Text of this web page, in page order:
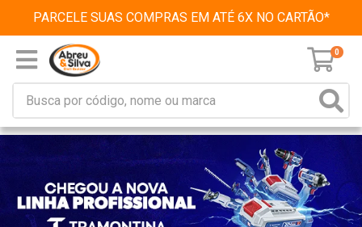
PARCELE SUAS COMPRAS EM ATÉ 6X NO CARTÃO*
0